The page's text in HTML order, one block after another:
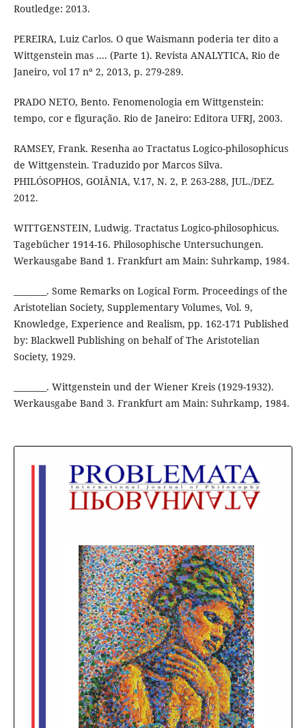
Routledge: 2013.
PEREIRA, Luiz Carlos. O que Waismann poderia ter dito a
Wittgenstein mas .... (Parte 1). Revista ANALYTICA, Rio de
Janeiro, vol 17 nº 2, 2013, p. 279-289.
PRADO NETO, Bento. Fenomenologia em Wittgenstein:
tempo, cor e figuração. Rio de Janeiro: Editora UFRJ, 2003.
RAMSEY, Frank. Resenha ao Tractatus Logico-philosophicus
de Wittgenstein. Traduzido por Marcos Silva.
PHILÓSOPHOS, GOIÂNIA, V.17, N. 2, P. 263-288, JUL./DEZ.
2012.
WITTGENSTEIN, Ludwig. Tractatus Logico-philosophicus.
Tagebücher 1914-16. Philosophische Untersuchungen.
Werkausgabe Band 1. Frankfurt am Main: Suhrkamp, 1984.
________. Some Remarks on Logical Form. Proceedings of the
Aristotelian Society, Supplementary Volumes, Vol. 9,
Knowledge, Experience and Realism, pp. 162-171 Published
by: Blackwell Publishing on behalf of The Aristotelian
Society, 1929.
________. Wittgenstein und der Wiener Kreis (1929-1932).
Werkausgabe Band 3. Frankfurt am Main: Suhrkamp, 1984.